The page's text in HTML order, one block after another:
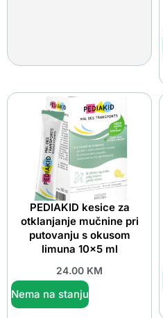
PEDIAKID kesice za
otklanjanje mučnine pri
putovanju s okusom
limuna 10×5 ml
24.00 KM
Nema na stanju